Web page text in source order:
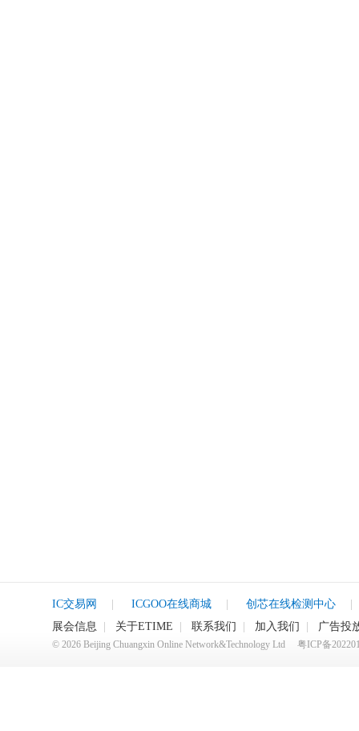
IC交易网 ICGOO在线商城 创芯在线检测中心
展会信息
关于ETIME 联系我们 加入我们 广告投
© 2026 Beijing Chuangxin Online Network&Technology Ltd 粤ICP备